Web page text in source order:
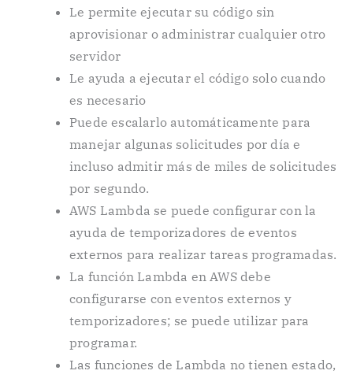
Le permite ejecutar su código sin
aprovisionar o administrar cualquier otro
servidor
Le ayuda a ejecutar el código solo cuando
es necesario
Puede escalarlo automáticamente para
manejar algunas solicitudes por día e
incluso admitir más de miles de solicitudes
por segundo.
AWS Lambda se puede configurar con la
ayuda de temporizadores de eventos
externos para realizar tareas programadas.
La función Lambda en AWS debe
configurarse con eventos externos y
temporizadores; se puede utilizar para
programar.
Las funciones de Lambda no tienen estado,